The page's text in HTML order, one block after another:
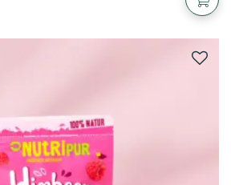
auf etwas Süßes hast.
das Maximum an Köstlichkeit
…
von Kuchen, Bananenbrot,
in exotischen Speisen, z. B.